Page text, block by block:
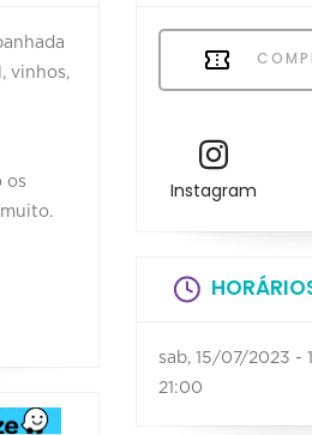
vinhos,
os
Instagram
sab, 15/07/2023 -
21:00